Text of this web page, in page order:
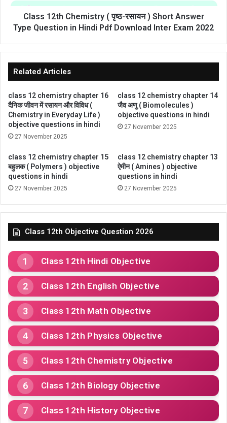
Answer
Question
Download
Inter
2022
Class 12th Chemistry ( पृष्ठ-रसायन ) Short Answer
Type Question in Hindi Pdf Download Inter Exam 2022
Related Articles
class 12 chemistry chapter 16
दैनिक जीवन में रसायन और विविध (
Chemistry in Everyday Life )
objective questions in hindi
27 November 2025
class 12 chemistry chapter 14
जैव अणु ( Biomolecules )
objective questions in hindi
27 November 2025
class 12 chemistry chapter 15
बहुलक ( Polymers ) objective
questions in hindi
27 November 2025
class 12 chemistry chapter 13
ऐमीन ( Amines ) objective
questions in hindi
27 November 2025
Class 12th Objective Question 2026
Class 12th Hindi Objective
Class 12th English Objective
Class 12th Math Objective
Class 12th Physics Objective
Class 12th Chemistry Objective
Class 12th Biology Objective
Class 12th History Objective